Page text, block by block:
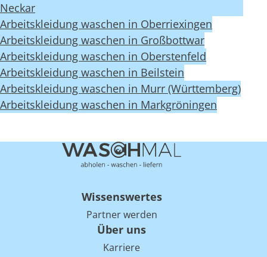
Neckar
Arbeitskleidung waschen in Oberriexingen
Arbeitskleidung waschen in Großbottwar
Arbeitskleidung waschen in Oberstenfeld
Arbeitskleidung waschen in Beilstein
Arbeitskleidung waschen in Murr (Württemberg)
Arbeitskleidung waschen in Markgröningen
Wissenswertes
Partner werden
Über uns
Karriere